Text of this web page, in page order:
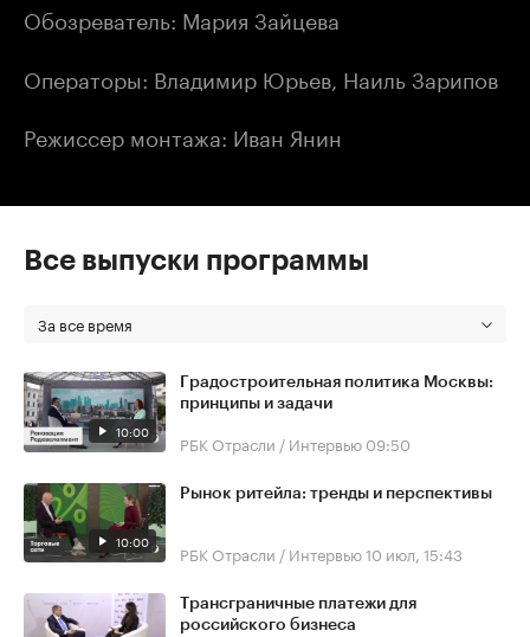
Обозреватель: Мария Зайцева
Операторы: Владимир Юрьев, Наиль Зарипов
Режиссер монтажа: Иван Янин
Все выпуски программы
За все время
10:00
Градостроительная политика Москвы:
принципы и задачи
РБК Отрасли / Интервью 09:50
10:00
Рынок ритейла: тренды и перспективы
РБК Отрасли / Интервью10 июл, 15:43
Трансграничные платежи для
российского бизнеса